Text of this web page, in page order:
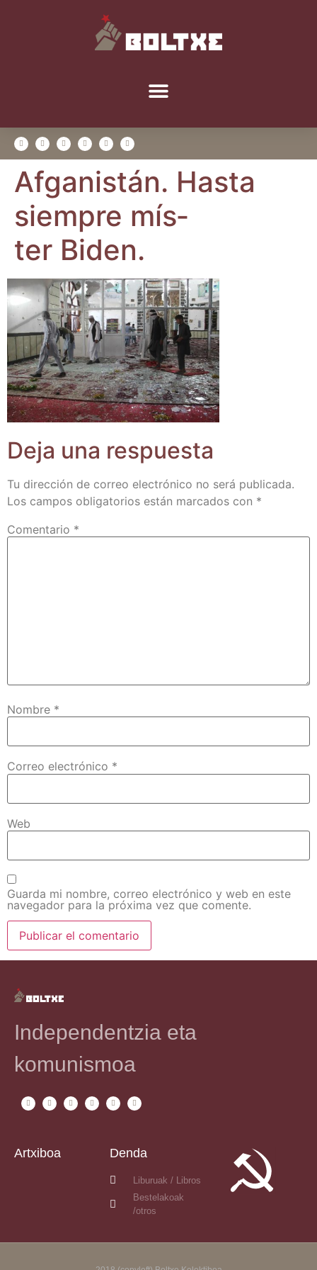
Afga­nis­tán. Has­ta
siem­pre mís­
ter Biden.
Deja una respuesta
Tu dirección de correo electrónico no será publicada.
Los campos obligatorios están marcados con *
Comentario *
Nombre *
Correo electrónico *
Web
Guarda mi nombre, correo electrónico y web en este
navegador para la próxima vez que comente.
Independentzia eta
komunismoa
Artxiboa Denda
Liburuak / Libros
Bestelakoak
/otros